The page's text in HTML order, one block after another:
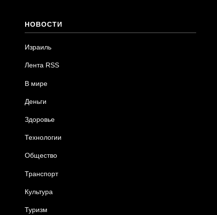
НОВОСТИ
Израиль
Лента RSS
В мире
Деньги
Здоровье
Технологии
Общество
Транспорт
Культура
Туризм